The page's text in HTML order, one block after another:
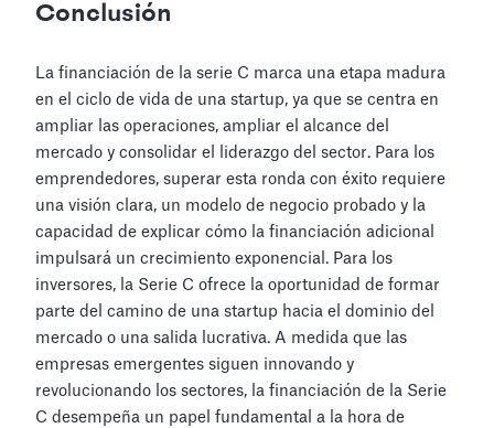
Conclusión
La financiación de la serie C marca una etapa madura
en el ciclo de vida de una startup, ya que se centra en
ampliar las operaciones, ampliar el alcance del
mercado y consolidar el liderazgo del sector. Para los
emprendedores, superar esta ronda con éxito requiere
una visión clara, un modelo de negocio probado y la
capacidad de explicar cómo la financiación adicional
impulsará un crecimiento exponencial. Para los
inversores, la Serie C ofrece la oportunidad de formar
parte del camino de una startup hacia el dominio del
mercado o una salida lucrativa. A medida que las
empresas emergentes siguen innovando y
revolucionando los sectores, la financiación de la Serie
C desempeña un papel fundamental a la hora de